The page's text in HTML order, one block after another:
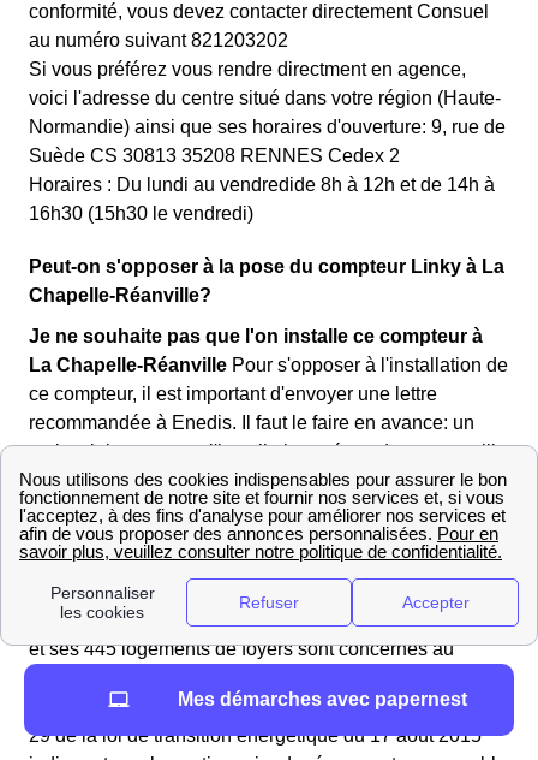
conformité, vous devez contacter directement Consuel
au numéro suivant 821203202
Si vous préférez vous rendre directment en agence,
voici l'adresse du centre situé dans votre région (Haute-
Normandie) ainsi que ses horaires d'ouverture: 9, rue de
Suède CS 30813 35208 RENNES Cedex 2
Horaires : Du lundi au vendredide 8h à 12h et de 14h à
16h30 (15h30 le vendredi)
Peut-on s'opposer à la pose du compteur Linky à La
Chapelle-Réanville?
Je ne souhaite pas que l'on installe ce compteur à
La Chapelle-Réanville Pour s'opposer à l'installation de
ce compteur, il est important d'envoyer une lettre
recommandée à Enedis. Il faut le faire en avance: un
mois minimum avant l'installation prévue dans votre ville
(cf: site internet d'Enedis pour connaitre la date).
La mise en place progressive de LinkyEnedis
souhaite équiper plus de 35 millions de foyers de son
nouveau compteur Linky. L'ensemble de l'opération
devraitdis. se terminer en 2021. La Chapelle-Réanville
et ses 445 logements de foyers sont concernés au
suivants : article L322-8 du code de l'énergie et article
29 de la loi de transition énergétique du 17 août 2015
Mes démarches avec papernest